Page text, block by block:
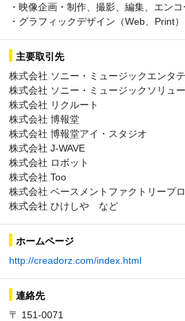
・映像企画・制作、撮影、編集、エンコ
・グラフィックデザイン（Web、Print）
主要取引先
株式会社 ソニー・ミュージックエンタ
株式会社 ソニー・ミュージックソリュ
株式会社 リクルート
株式会社 博報堂
株式会社 博報堂アイ・スタジオ
株式会社 J-WAVE
株式会社 ロボット
株式会社 Too
株式会社 ベースメントファクトリープ
株式会社 ひけしや など
ホームページ
http://creadorz.com/index.html
連絡先
〒 151-0071